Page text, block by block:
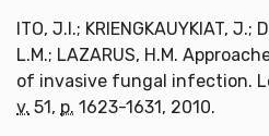
ITO, J.I.; KRIENGKAUYKIAT, J.;
L.M.; LAZARUS, H.M.
of invasive fungal infection.
v. 51, p. 1623-1631, 2010.